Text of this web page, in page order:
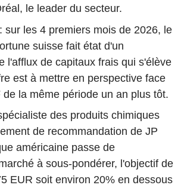
le leader du secteur.
sur les 4 premiers mois de 2026, le
suisse fait état d'un
l'afflux de capitaux frais qui s'élève
est à mettre en perspective face
la même période un an plus tôt.
des produits chimiques
de recommandation de JP
américaine passe de
à sous-pondérer, l'objectif de
EUR soit environ 20% en dessous